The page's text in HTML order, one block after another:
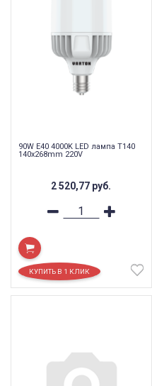
90W E40 4000K LED лампа T140
140x268mm 220V
2 520,77 руб.